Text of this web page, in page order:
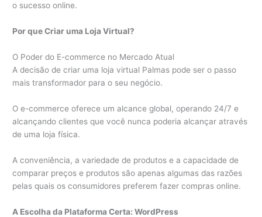
o sucesso online.
Por que Criar uma Loja Virtual?
O Poder do E-commerce no Mercado Atual
A decisão de criar uma loja virtual Palmas pode ser o passo
mais transformador para o seu negócio.
O e-commerce oferece um alcance global, operando 24/7 e
alcançando clientes que você nunca poderia alcançar através
de uma loja física.
A conveniência, a variedade de produtos e a capacidade de
comparar preços e produtos são apenas algumas das razões
pelas quais os consumidores preferem fazer compras online.
A Escolha da Plataforma Certa: WordPress